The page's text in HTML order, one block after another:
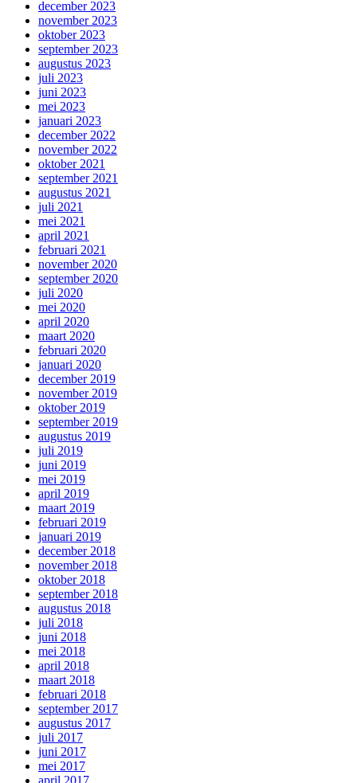
december 2023
november 2023
oktober 2023
september 2023
augustus 2023
juli 2023
juni 2023
mei 2023
januari 2023
december 2022
november 2022
oktober 2021
september 2021
augustus 2021
juli 2021
mei 2021
april 2021
februari 2021
november 2020
september 2020
juli 2020
mei 2020
april 2020
maart 2020
februari 2020
januari 2020
december 2019
november 2019
oktober 2019
september 2019
augustus 2019
juli 2019
juni 2019
mei 2019
april 2019
maart 2019
februari 2019
januari 2019
december 2018
november 2018
oktober 2018
september 2018
augustus 2018
juli 2018
juni 2018
mei 2018
april 2018
maart 2018
februari 2018
september 2017
augustus 2017
juli 2017
juni 2017
mei 2017
april 2017